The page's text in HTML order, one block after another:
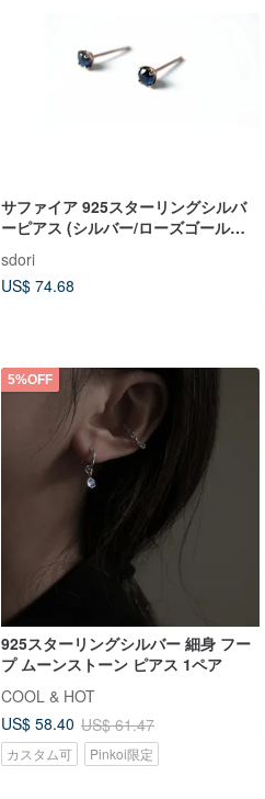
サファイア 925スターリングシルバ
ーピアス (シルバー/ローズゴール
sdori
US$ 74.68
5%OFF
925スターリングシルバー 細身 フー
プ ムーンストーン ピアス 1ペア
COOL & HOT
US$ 58.40 US$ 61.47
カスタム可 Pinkoi限定